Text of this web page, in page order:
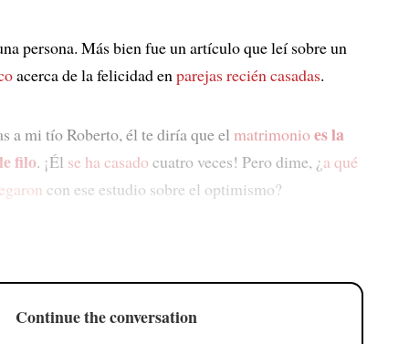
persona. Más bien fue un artículo que leí sobre un
acerca de la felicidad en parejas recién casadas.
a mi tío Roberto, él te diría que el matrimonioes la
filo. ¡Él se ha casado cuatro veces! Pero dime, ¿a qué
con ese estudio sobre el optimismo?
Continue the conversation